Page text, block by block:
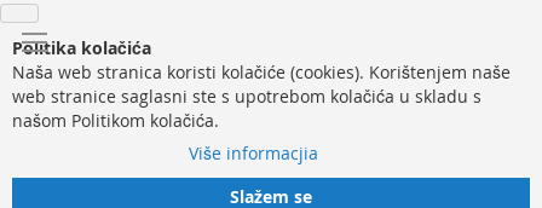
Politika kolačića
Naša web stranica koristi kolačiće (cookies). Korištenjem naše
web stranice saglasni ste s upotrebom kolačića u skladu s
našom Politikom kolačića.
Više informacjia
Slažem se